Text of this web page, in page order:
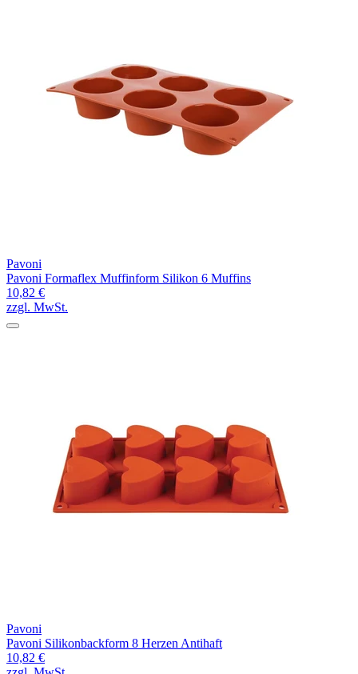
Pavoni
Pavoni Formaflex Muffinform Silikon 6 Muffins
10,82 €
zzgl. MwSt.
Pavoni
Pavoni Silikonbackform 8 Herzen Antihaft
10,82 €